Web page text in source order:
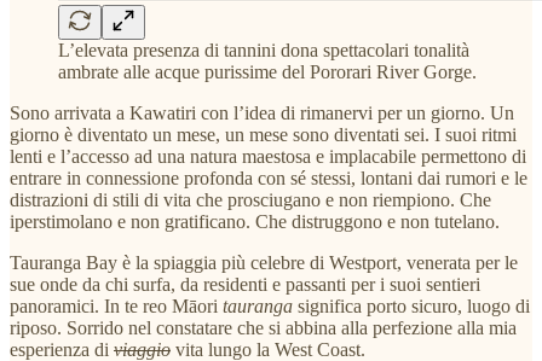
L’elevata presenza di tannini dona spettacolari tonalità
ambrate alle acque purissime del Pororari River Gorge.
Sono arrivata a Kawatiri con l’idea di rimanervi per un giorno. Un
giorno è diventato un mese, un mese sono diventati sei. I suoi ritmi
lenti e l’accesso ad una natura maestosa e implacabile permettono di
entrare in connessione profonda con sé stessi, lontani dai rumori e le
distrazioni di stili di vita che prosciugano e non riempiono. Che
iperstimolano e non gratificano. Che distruggono e non tutelano.
Tauranga Bay è la spiaggia più celebre di Westport, venerata per le
sue onde da chi surfa, da residenti e passanti per i suoi sentieri
panoramici. In te reo Māori tauranga significa porto sicuro, luogo di
riposo. Sorrido nel constatare che si abbina alla perfezione alla mia
esperienza di viaggio vita lungo la West Coast.